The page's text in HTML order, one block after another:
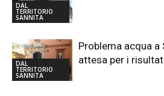
DAL
TERRITORIO
SANNITA
DAL
TERRITORIO
SANNITA
Problema acqua a
attesa per i